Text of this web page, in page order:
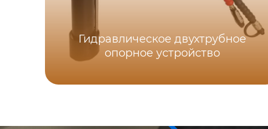
Гидравлическое двухтрубное
опорное устройство